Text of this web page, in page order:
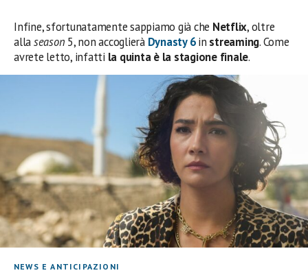
Infine, sfortunatamente sappiamo già che Netflix, oltre
allaseason 5, non accoglierà Dynasty 6in streaming. Come
avrete letto, infatti la quinta è la stagione finale.
NEWS E ANTICIPAZIONI